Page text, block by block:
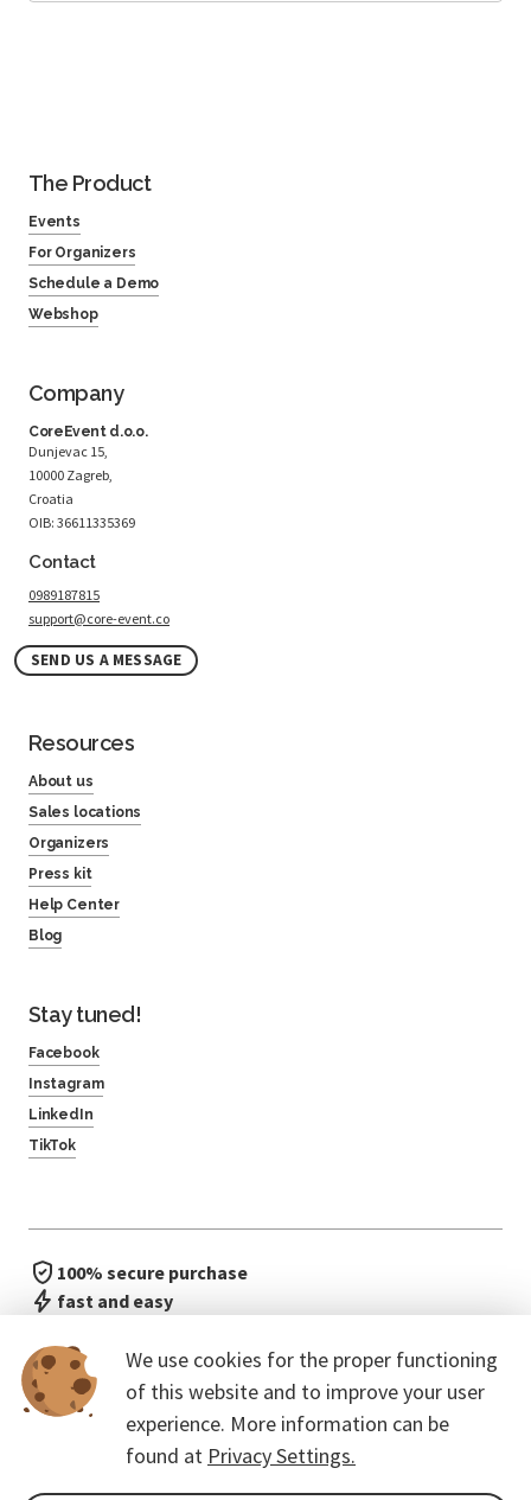
We use cookies for the proper functioning
of this website and to improve your user
experience. More information can be
found at Privacy Settings.
The Product
Events
For Organizers
Schedule a Demo
Webshop
Company
CoreEvent d.o.o.
Dunjevac 15,
10000 Zagreb,
Croatia
OIB: 36611335369
Contact
0989187815
support@core-event.co
SEND US A MESSAGE
Resources
About us
Sales locations
Organizers
Press kit
Help Center
Blog
Stay tuned!
Facebook
Instagram
LinkedIn
TikTok
100% secure purchase
fast and easy